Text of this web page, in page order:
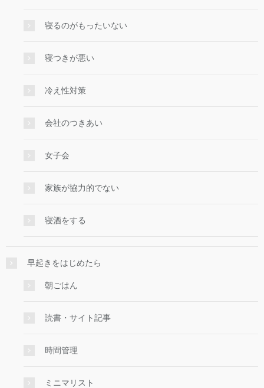
寝るのがもったいない
寝つきが悪い
冷え性対策
会社のつきあい
女子会
家族が協力的でない
寝酒をする
早起きをはじめたら
朝ごはん
読書・サイト記事
時間管理
ミニマリスト